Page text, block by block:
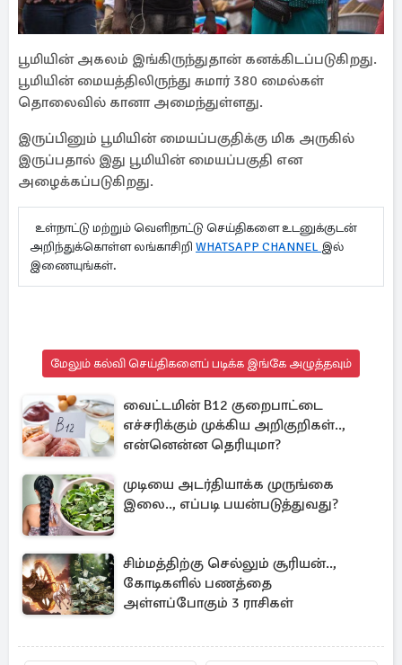
பூமியின் அகலம் இங்கிருந்துதான் கனக்கிடப்படுகிறது.
பூமியின் மையத்திலிருந்து சுமார் 380 மைல்கள்
தொலைவில் கானா அமைந்துள்ளது.
இருப்பினும் பூமியின் மையப்பகுதிக்கு மிக அருகில்
இருப்பதால் இது பூமியின் மையப்பகுதி என
அழைக்கப்படுகிறது.
உள்நாட்டு மற்றும் வெளிநாட்டு செய்திகளை உடனுக்குடன்
அறிந்துக்கொள்ள லங்காசிறி WHATSAPP CHANNEL இல்
இணையுங்கள்.
மேலும் கல்வி செய்திகளைப் படிக்க இங்கே அழுத்தவும்
வைட்டமின் B12 குறைபாட்டை
எச்சரிக்கும் முக்கிய அறிகுறிகள்..,
என்னென்ன தெரியுமா?
முடியை அடர்தியாக்க முருங்கை
இலை.., எப்படி பயன்படுத்துவது?
சிம்மத்திற்கு செல்லும் சூரியன்..,
கோடிகளில் பணத்தை
அள்ளப்போகும் 3 ராசிகள்